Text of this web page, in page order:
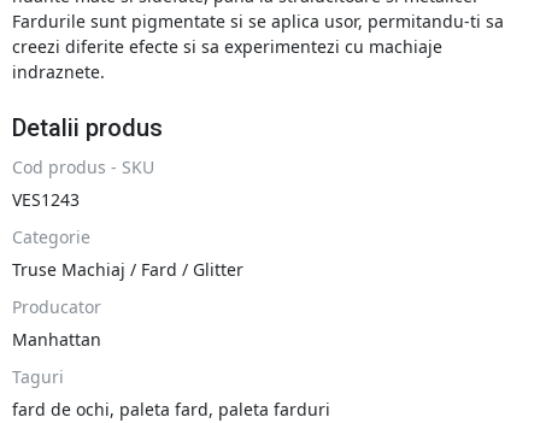
Fardurile sunt pigmentate si se aplica usor, permitandu-ti sa
creezi diferite efecte si sa experimentezi cu machiaje
indraznete.
Detalii produs
Cod produs - SKU
VES1243
Categorie
Truse Machiaj / Fard / Glitter
Producator
Manhattan
Taguri
fard de ochi, paleta fard, paleta farduri